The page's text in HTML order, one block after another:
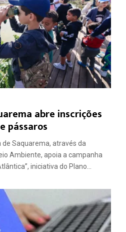
abre inscrições
pássaros
Saquarema, através da
Ambiente, apoia a campanha
iniciativa do Plano...